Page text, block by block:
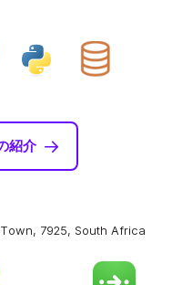
紹介
7925, South Africa